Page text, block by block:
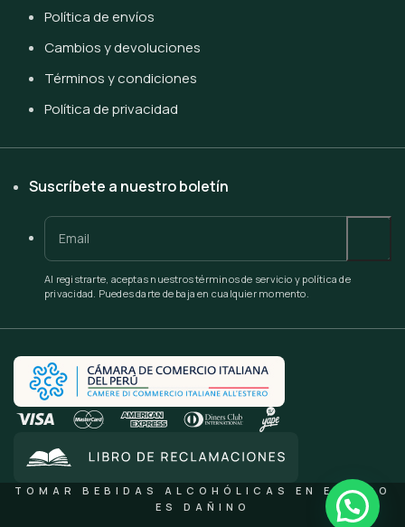
Política de envíos
Cambios y devoluciones
Términos y condiciones
Política de privacidad
Suscríbete a nuestro boletín
Al registrarte, aceptas nuestros términos de servicio y política de
privacidad. Puedes darte de baja en cualquier momento.
TOMAR BEBIDAS ALCOHÓLICAS EN EXCESO
ES DAÑINO